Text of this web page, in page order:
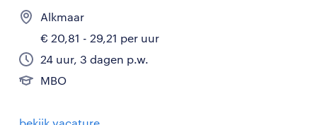
Alkmaar
€ 20,81 - 29,21 per uur
24 uur, 3 dagen p.w.
MBO